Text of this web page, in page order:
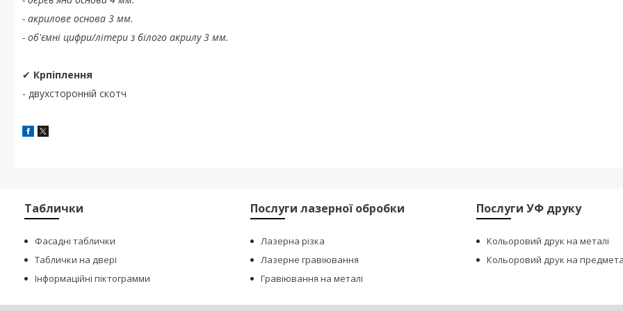
- акрилове основа 3 мм.
- об'ємні цифри/літери з білого акрилу 3 мм.
✔ Крпіплення
- двухсторонній скотч
Таблички
Фасадні таблички
Таблички на двері
Інформаційні піктограмми
Послуги лазерної обробки
Лазерна різка
Лазерне гравіювання
Гравіювання на металі
Послуги УФ друку
Кольоровий друк на металі
Кольоровий друк на